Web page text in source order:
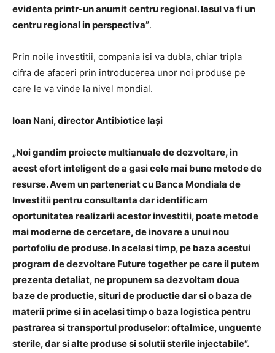
evidenta printr-un anumit centru regional. Iasul va fi un
centru regional in perspectiva”.
Prin noile investitii, compania isi va dubla, chiar tripla
cifra de afaceri prin introducerea unor noi produse pe
care le va vinde la nivel mondial.
Ioan Nani, director Antibiotice Iași
„Noi gandim proiecte multianuale de dezvoltare, in
acest efort inteligent de a gasi cele mai bune metode de
resurse. Avem un parteneriat cu Banca Mondiala de
Investitii pentru consultanta dar identificam
oportunitatea realizarii acestor investitii, poate metode
mai moderne de cercetare, de inovare a unui nou
portofoliu de produse. In acelasi timp, pe baza acestui
program de dezvoltare Future together pe care il putem
prezenta detaliat, ne propunem sa dezvoltam doua
baze de productie, situri de productie dar si o baza de
materii prime si in acelasi timp o baza logistica pentru
pastrarea si transportul produselor: oftalmice, unguente
sterile, dar si alte produse si solutii sterile injectabile”.